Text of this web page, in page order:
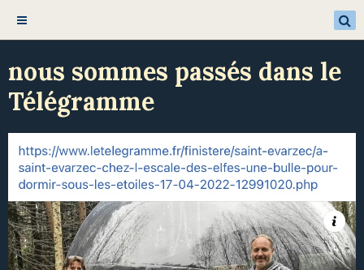
nous sommes passés dans le
Télégramme